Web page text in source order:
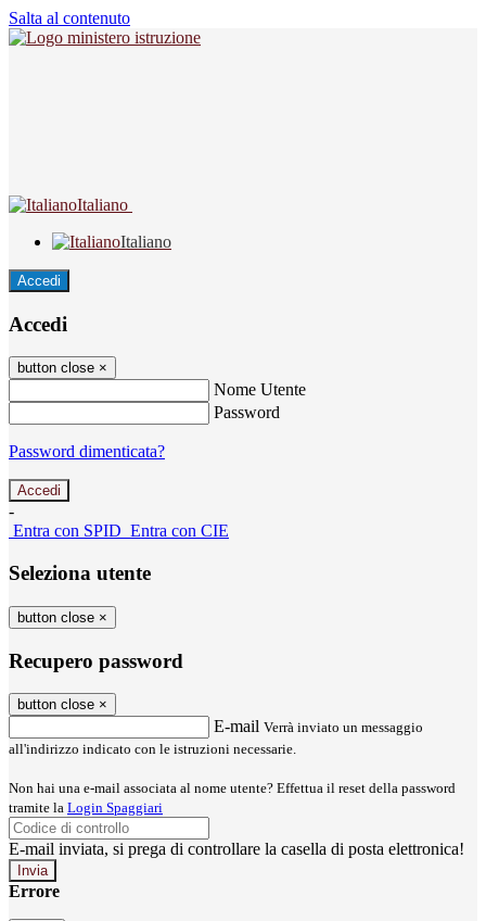
Salta al contenuto
Italiano
Italiano
Accedi
Accedi
button close ×
Nome Utente
Password
Password dimenticata?
-
Entra con SPID Entra con CIE
Seleziona utente
button close ×
Recupero password
button close ×
E-mail Verrà inviato un messaggio
all'indirizzo indicato con le istruzioni necessarie.
Non hai una e-mail associata al nome utente? Effettua il reset della password
tramite la Login Spaggiari
E-mail inviata, si prega di controllare la casella di posta elettronica!
Errore